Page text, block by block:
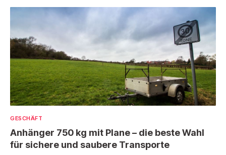
GESCHÄFT
Anhänger 750 kg mit Plane – die beste Wahl
für sichere und saubere Transporte